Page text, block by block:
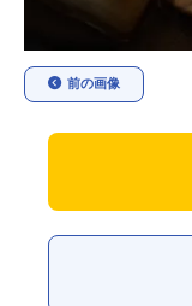
前の画像